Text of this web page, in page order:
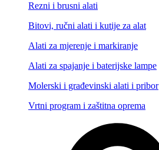
Rezni i brusni alati
Bitovi, ručni alati i kutije za alat
Alati za mjerenje i markiranje
Alati za spajanje i baterijske lampe
Molerski i građevinski alati i pribor
Vrtni program i zaštitna oprema